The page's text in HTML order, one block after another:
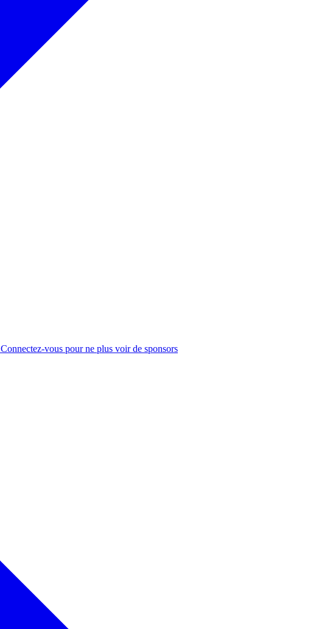
Connectez-vous pour ne plus voir de sponsors